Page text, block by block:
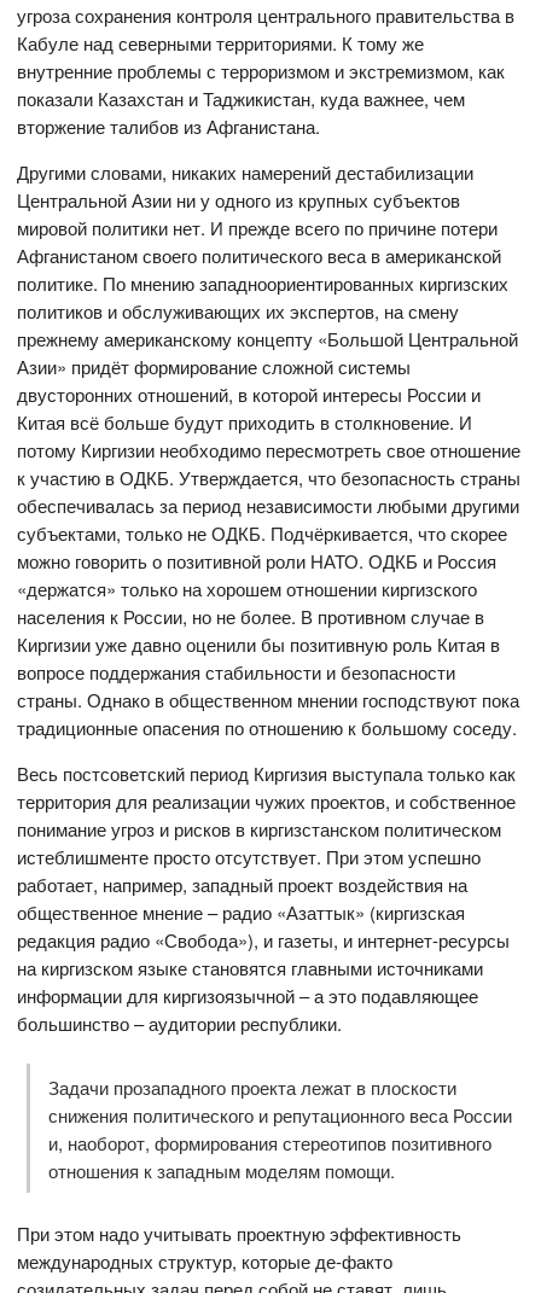
угроза сохранения контроля центрального правительства в
Кабуле над северными территориями. К тому же
внутренние проблемы с терроризмом и экстремизмом, как
показали Казахстан и Таджикистан, куда важнее, чем
вторжение талибов из Афганистана.
Другими словами, никаких намерений дестабилизации
Центральной Азии ни у одного из крупных субъектов
мировой политики нет. И прежде всего по причине потери
Афганистаном своего политического веса в американской
политике. По мнению западноориентированных киргизских
политиков и обслуживающих их экспертов, на смену
прежнему американскому концепту «Большой Центральной
Азии» придёт формирование сложной системы
двусторонних отношений, в которой интересы России и
Китая всё больше будут приходить в столкновение. И
потому Киргизии необходимо пересмотреть свое отношение
к участию в ОДКБ. Утверждается, что безопасность страны
обеспечивалась за период независимости любыми другими
субъектами, только не ОДКБ. Подчёркивается, что скорее
можно говорить о позитивной роли НАТО. ОДКБ и Россия
«держатся» только на хорошем отношении киргизского
населения к России, но не более. В противном случае в
Киргизии уже давно оценили бы позитивную роль Китая в
вопросе поддержания стабильности и безопасности
страны. Однако в общественном мнении господствуют пока
традиционные опасения по отношению к большому соседу.
Весь постсоветский период Киргизия выступала только как
территория для реализации чужих проектов, и собственное
понимание угроз и рисков в киргизстанском политическом
истеблишменте просто отсутствует. При этом успешно
работает, например, западный проект воздействия на
общественное мнение – радио «Азаттык» (киргизская
редакция радио «Свобода»), и газеты, и интернет-ресурсы
на киргизском языке становятся главными источниками
информации для киргизоязычной – а это подавляющее
большинство – аудитории республики.
Задачи прозападного проекта лежат в плоскости
снижения политического и репутационного веса России
и, наоборот, формирования стереотипов позитивного
отношения к западным моделям помощи.
При этом надо учитывать проектную эффективность
международных структур, которые де-факто